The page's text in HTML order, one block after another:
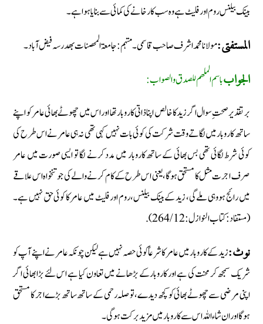
بینک بیلنس روم اور فلیٹ ہے وہ سب کارخانے کی کمائی سے بنایا ہوا ہے۔
المستفتی:مولانا محمد اشرف صاحب قاسمی۔مہتمم : جامعۃالمحصنات بھدرسہ فیض آباد۔
الجوابباسم الملھم للصدق والصواب:
بر تقدیر صحتِ سوال اگر زید کا خالص اپنا ذاتی کاروبار تھا اور اس میں چھوٹے بھائی عامر کو اپنے
ساتھ کاروبار میں لگاتے وقت شرکت کی کوئی بات نہیں کہی تھی نہ ہی عامر نے اس طرح کی
کوئی شرط لگائی تھی بس بھائی کے ساتھ کاروبار میں مدد کرنے لگا تو ایسی صورت میں عامر
صرف اجرت مثل کا مستحق ہوگا، یعنی اس طرح کے کام کرنے والے کی جو تنخواہ اس علاقے
میں رائج ہو وہی ملے گی، زید کے بینک بیلنس، روم اور فلیٹ میں عامر کا کوئی حق نہیں ہے۔
(مستفاد: کتاب النوازل: 12/ 264).
نوٹ:زید کے کاروبار میں عامر کا شرعاً کوئی حصہ نہیں ہے لیکن چونکہ عامر نے اپنے آپ کو
شریک سمجھ کر محنت کی ہے اور کاروبار کے بڑھانے میں تعاون کیا ہے اس لئے بڑا بھائی اگر
اپنی مرضی سے چھوٹے بھائی کو کچھ دیدے، تو صلہ رحمی کے ساتھ ساتھ بڑے اجر کا مستحق
ہوگا اور ان شاء اللہ اس سے کاروبار میں مزید برکت ہوگی۔